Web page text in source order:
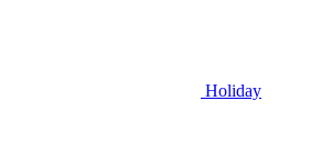
Holiday